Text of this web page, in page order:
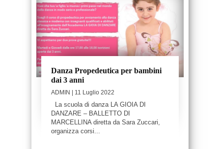
Danza Propedeutica per bambini
dai 3 anni
ADMIN | 11 Luglio 2022
La scuola di danza LA GIOIA DI
DANZARE – BALLETTO DI
MARCELLINA diretta da Sara Zuccari,
organizza corsi...